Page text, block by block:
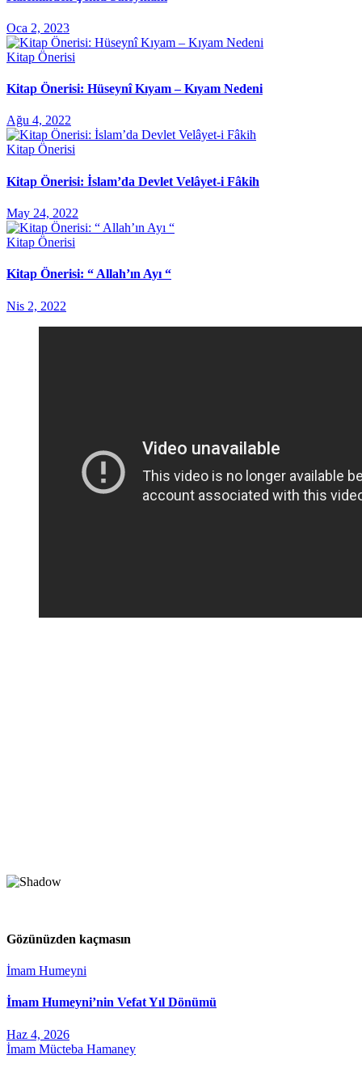
Oca 2, 2023
Kitap Önerisi
Kitap Önerisi: Hüseynî Kıyam – Kıyam Nedeni
Ağu 4, 2022
Kitap Önerisi
Kitap Önerisi: İslam’da Devlet Velâyet-i Fâkih
May 24, 2022
Kitap Önerisi
Kitap Önerisi: “ Allah’ın Ayı “
Nis 2, 2022
Gözünüzden kaçmasın
İmam Humeyni
İmam Humeyni’nin Vefat Yıl Dönümü
Haz 4, 2026
İmam Mücteba Hamaney